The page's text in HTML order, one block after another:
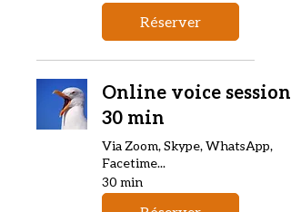
Réserver
Online voice session
30 min
Via Zoom, Skype, WhatsApp,
Facetime...
30 min